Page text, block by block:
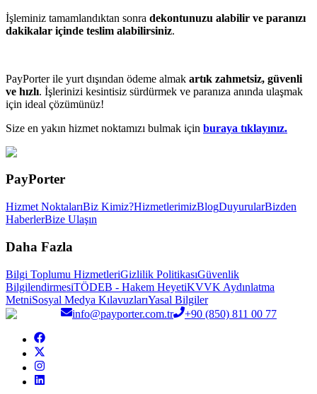
İşleminiz tamamlandıktan sonra dekontunuzu alabilir ve paranızı
dakikalar içinde teslim alabilirsiniz.
PayPorter ile yurt dışından ödeme almak artık zahmetsiz, güvenli
ve hızlı. İşlerinizi kesintisiz sürdürmek ve paranıza anında ulaşmak
için ideal çözümünüz!
Size en yakın hizmet noktamızı bulmak için buraya tıklayınız.
PayPorter
Hizmet NoktalarıBiz Kimiz?HizmetlerimizBlogDuyurularBizden
HaberlerBize Ulaşın
Daha Fazla
Bilgi Toplumu HizmetleriGizlilik PolitikasıGüvenlik
BilgilendirmesiTÖDEB - Hakem HeyetiKVVK Aydınlatma
MetniSosyal Medya KılavuzlarıYasal Bilgiler
info@payporter.com.tr
+90 (850) 811 00 77